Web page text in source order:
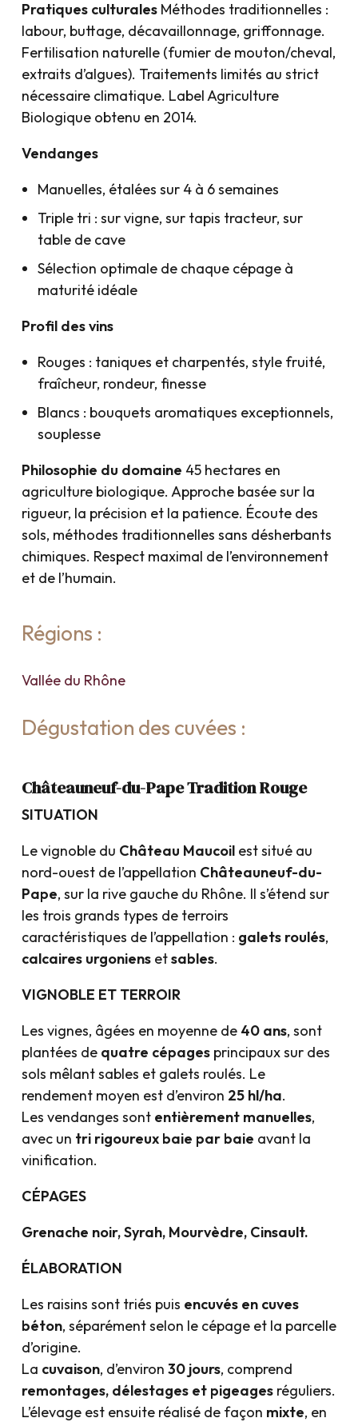
Pratiques culturales Méthodes traditionnelles :
labour, buttage, décavaillonnage, griffonnage.
Fertilisation naturelle (fumier de mouton/cheval,
extraits d’algues). Traitements limités au strict
nécessaire climatique. Label Agriculture
Biologique obtenu en 2014.
Vendanges
Manuelles, étalées sur 4 à 6 semaines
Triple tri : sur vigne, sur tapis tracteur, sur
table de cave
Sélection optimale de chaque cépage à
maturité idéale
Profil des vins
Rouges : taniques et charpentés, style fruité,
fraîcheur, rondeur, finesse
Blancs : bouquets aromatiques exceptionnels,
souplesse
Philosophie du domaine 45 hectares en
agriculture biologique. Approche basée sur la
rigueur, la précision et la patience. Écoute des
sols, méthodes traditionnelles sans désherbants
chimiques. Respect maximal de l’environnement
et de l’humain.
Régions :
Vallée du Rhône
Dégustation des cuvées :
Châteauneuf-du-Pape Tradition Rouge
SITUATION
Le vignoble du Château Maucoil est situé au
nord-ouest de l’appellation Châteauneuf-du-
Pape, sur la rive gauche du Rhône. Il s’étend sur
les trois grands types de terroirs
caractéristiques de l’appellation : galets roulés,
calcaires urgoniens etsables.
VIGNOBLE ET TERROIR
Les vignes, âgées en moyenne de 40 ans, sont
plantées de quatre cépages principaux sur des
sols mêlant sables et galets roulés. Le
rendement moyen est d’environ 25 hl/ha.
Les vendanges sont entièrement manuelles,
avec un tri rigoureux baie par baie avant la
vinification.
CÉPAGES
Grenache noir, Syrah, Mourvèdre, Cinsault.
ÉLABORATION
Les raisins sont triés puis encuvés en cuves
béton, séparément selon le cépage et la parcelle
d’origine.
La cuvaison, d’environ 30 jours, comprend
remontages, délestages et pigeages réguliers.
L’élevage est ensuite réalisé de façon mixte, en